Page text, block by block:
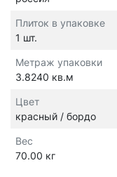
Плиток в упаковке
1 шт.
Метраж упаковки
3.8240 кв.м
Цвет
красный / бордо
Вес
70.00 кг